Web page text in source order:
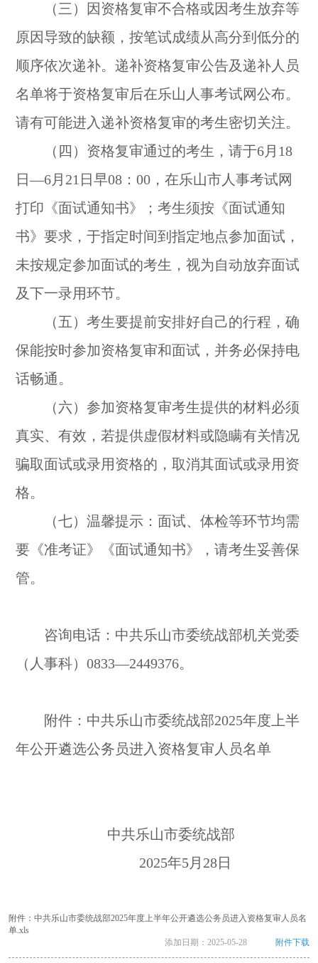
（三）因资格复审不合格或因考生放弃等
原因导致的缺额，按笔试成绩从高分到低分的
顺序依次递补。递补资格复审公告及递补人员
名单将于资格复审后在乐山人事考试网公布。
请有可能进入递补资格复审的考生密切关注。
（四）资格复审通过的考生，请于6月18
日—6月21日早08：00，在乐山市人事考试网
打印《面试通知书》；考生须按《面试通知
书》要求，于指定时间到指定地点参加面试，
未按规定参加面试的考生，视为自动放弃面试
及下一录用环节。
（五）考生要提前安排好自己的行程，确
保能按时参加资格复审和面试，并务必保持电
话畅通。
（六）参加资格复审考生提供的材料必须
真实、有效，若提供虚假材料或隐瞒有关情况
骗取面试或录用资格的，取消其面试或录用资
格。
（七）温馨提示：面试、体检等环节均需
要《准考证》《面试通知书》，请考生妥善保
管。
咨询电话：中共乐山市委统战部机关党委
（人事科）0833—2449376。
附件：中共乐山市委统战部2025年度上半
年公开遴选公务员进入资格复审人员名单
中共乐山市委统战部
2025年5月28日
附件：中共乐山市委统战部2025年度上半年公开遴选公务员进入资格复审人员名
单.xls
添加日期： 2025-05-28 附件下载